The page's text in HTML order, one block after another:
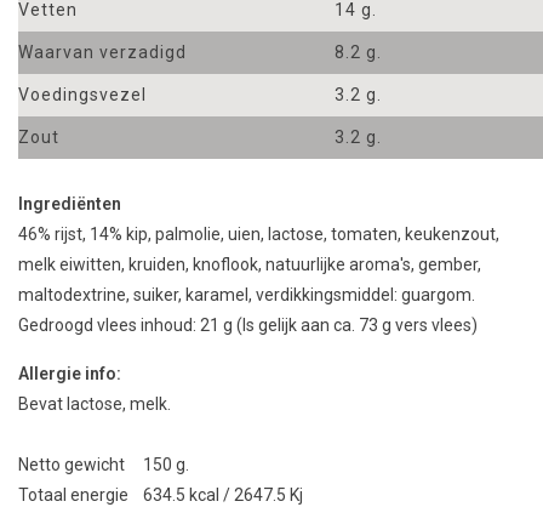
Vetten 14 g.
Waarvan verzadigd 8.2 g.
Voedingsvezel 3.2 g.
Zout 3.2 g.
Ingrediënten
46% rijst, 14% kip, palmolie, uien, lactose, tomaten, keukenzout,
melk eiwitten, kruiden, knoflook, natuurlijke aroma's, gember,
maltodextrine, suiker, karamel, verdikkingsmiddel: guargom.
Gedroogd vlees inhoud: 21 g (Is gelijk aan ca. 73 g vers vlees)
Allergie info:
Bevat lactose, melk.
Netto gewicht 150 g.
Totaal energie 634.5 kcal / 2647.5 Kj